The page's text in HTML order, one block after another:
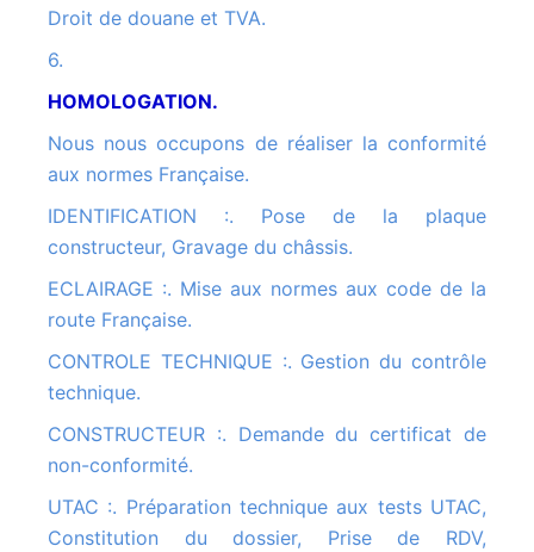
Droit de douane et TVA.
6.
HOMOLOGATION.
Nous nous occupons de réaliser la conformité
aux normes Française.
IDENTIFICATION :. Pose de la plaque
constructeur, Gravage du châssis.
ECLAIRAGE :. Mise aux normes aux code de la
route Française.
CONTROLE TECHNIQUE :. Gestion du contrôle
technique.
CONSTRUCTEUR :. Demande du certificat de
non-conformité.
UTAC :. Préparation technique aux tests UTAC,
Constitution du dossier, Prise de RDV,